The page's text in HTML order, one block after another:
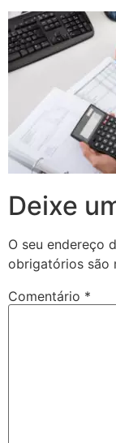
Deixe
O seu endereço
obrigatórios são
Comentário *